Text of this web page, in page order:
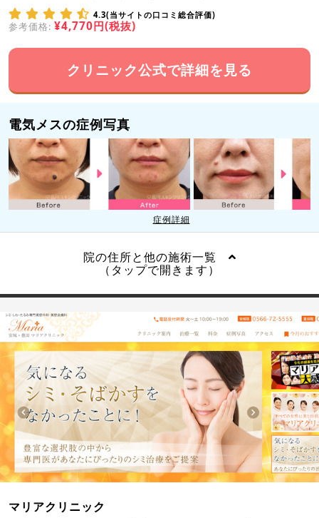
4.3(当サイトの口コミ総合評価)
参考価格: ¥4,770円(税抜)
クリニック公式で詳細を見る
電気メスの症例写真
症例詳細
院の住所と他の施術一覧
（タップで開きます）
マリアクリニック